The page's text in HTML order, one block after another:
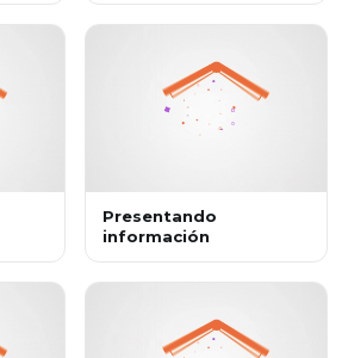
Presentando
información